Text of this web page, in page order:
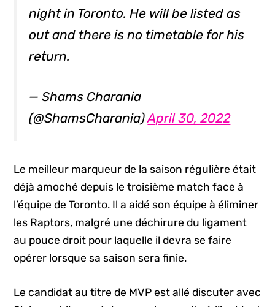
night in Toronto. He will be listed as
out and there is no timetable for his
return.
— Shams Charania
(@ShamsCharania)April 30, 2022
Le meilleur marqueur de la saison régulière était
déjà amoché depuis le troisième match face à
l’équipe de Toronto. Il a aidé son équipe à éliminer
les Raptors, malgré une déchirure du ligament
au pouce droit pour laquelle il devra se faire
opérer lorsque sa saison sera finie.
Le candidat au titre de MVP est allé discuter avec